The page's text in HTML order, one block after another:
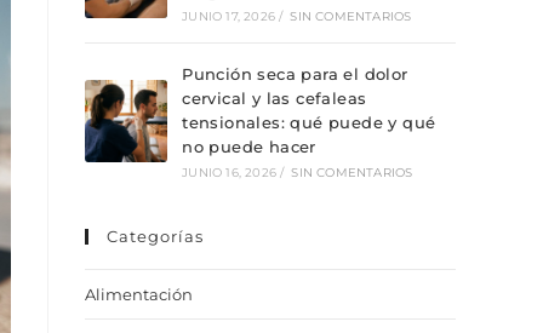
JUNIO 17, 2026 / SIN COMENTARIOS
Punción seca para el dolor
cervical y las cefaleas
tensionales: qué puede y qué
no puede hacer
JUNIO 16, 2026 / SIN COMENTARIOS
Categorías
Alimentación